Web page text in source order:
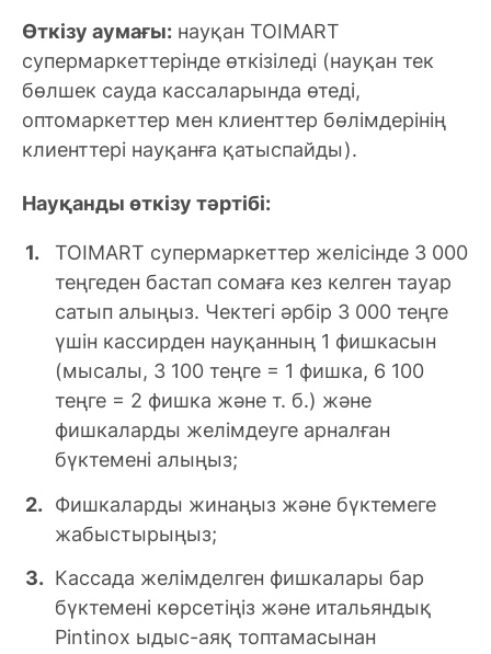
Өткізу аумағы: науқан TOIMART
супермаркеттерінде өткізіледі (науқан тек
бөлшек сауда кассаларында өтеді,
оптомаркеттер мен клиенттер бөлімдерінің
клиенттері науқанға қатыспайды).
Науқанды өткізу тәртібі:
TOIMART супермаркеттер желісінде 3 000
теңгеден бастап сомаға кез келген тауар
сатып алыңыз. Чектегі әрбір 3 000 теңге
үшін кассирден науқанның 1 фишкасын
(мысалы, 3 100 теңге = 1 фишка, 6 100
теңге = 2 фишка және т. б.) және
фишкаларды желімдеуге арналған
бүктемені алыңыз;
Фишкаларды жинаңыз және бүктемеге
жабыстырыңыз;
Кассада желімделген фишкалары бар
бүктемені көрсетіңіз және итальяндық
Pintinox ыдыс-аяқ топтамасынан